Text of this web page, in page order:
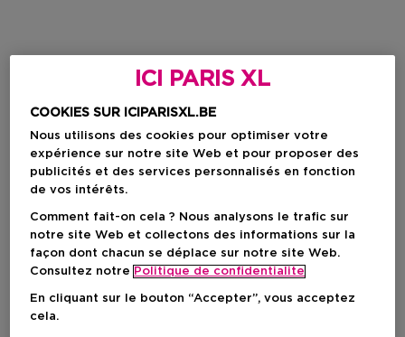
ICI PARIS XL
COOKIES SUR ICIPARISXL.BE
Nous utilisons des cookies pour optimiser votre
expérience sur notre site Web et pour proposer des
publicités et des services personnalisés en fonction
de vos intérêts.
Comment fait-on cela ? Nous analysons le trafic sur
notre site Web et collectons des informations sur la
façon dont chacun se déplace sur notre site Web.
Consultez notre Politique de confidentialite
En cliquant sur le bouton “Accepter”, vous acceptez
cela.